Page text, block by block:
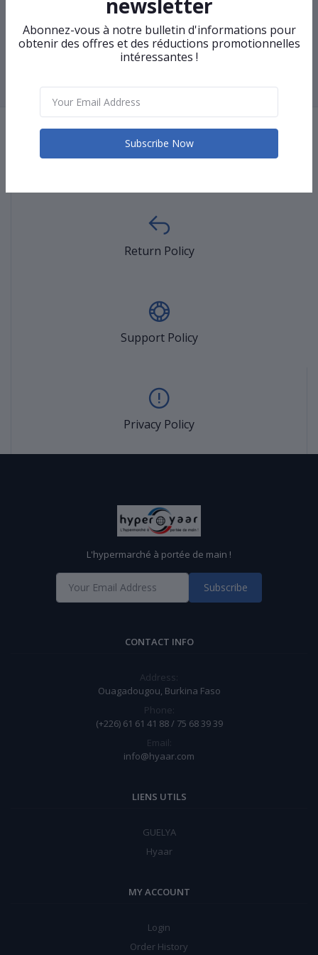
Switch réseau TP-Link
LS1008
Switch réseau D-Link DGS-
108
Return Policy
Support Policy
Privacy Policy
L'hypermarché à portée de main !
Subscribe
CONTACT INFO
Address:
Ouagadougou, Burkina Faso
Phone:
(+226) 61 61 41 88 / 75 68 39 39
Email:
info@hyaar.com
LIENS UTILS
GUELYA
Hyaar
MY ACCOUNT
Login
Order History
newsletter
Abonnez-vous à notre bulletin d'informations pour
obtenir des offres et des réductions promotionnelles
intéressantes !
Subscribe Now